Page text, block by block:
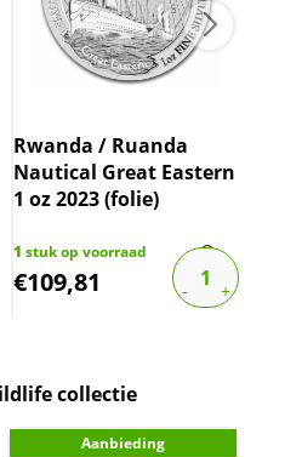
ons niet op de
De prijs op de
Rwanda / Ruanda
Nautical Great Eastern
1 oz 2023 (folie)
1 stuk op voorraad
€109,81
collectie
Aanbieding